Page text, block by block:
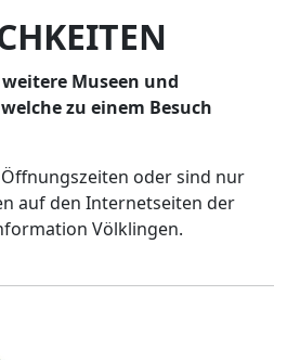
Museen und
zu einem Besuch
oder sind nur
auf den Internetseiten der
Völklingen.